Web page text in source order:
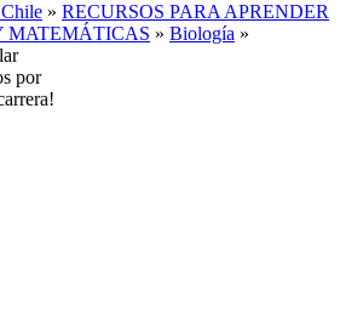
» RECURSOS PARA APRENDER
MATEMÁTICAS » Biología »
por